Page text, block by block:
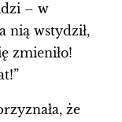
– w
nią wstydził,
zmieniło!
że